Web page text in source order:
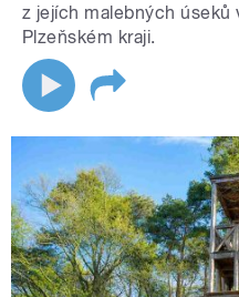
z jejích malebných úseků
Plzeňském kraji.